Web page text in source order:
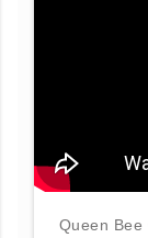
Queen Bee